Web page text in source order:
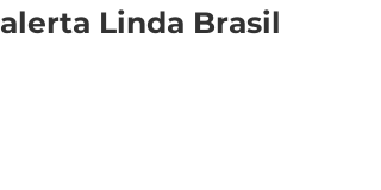
alerta Linda Brasil